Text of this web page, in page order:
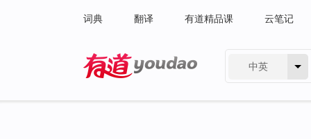
词典 翻译 有道精品课 云笔记
中英